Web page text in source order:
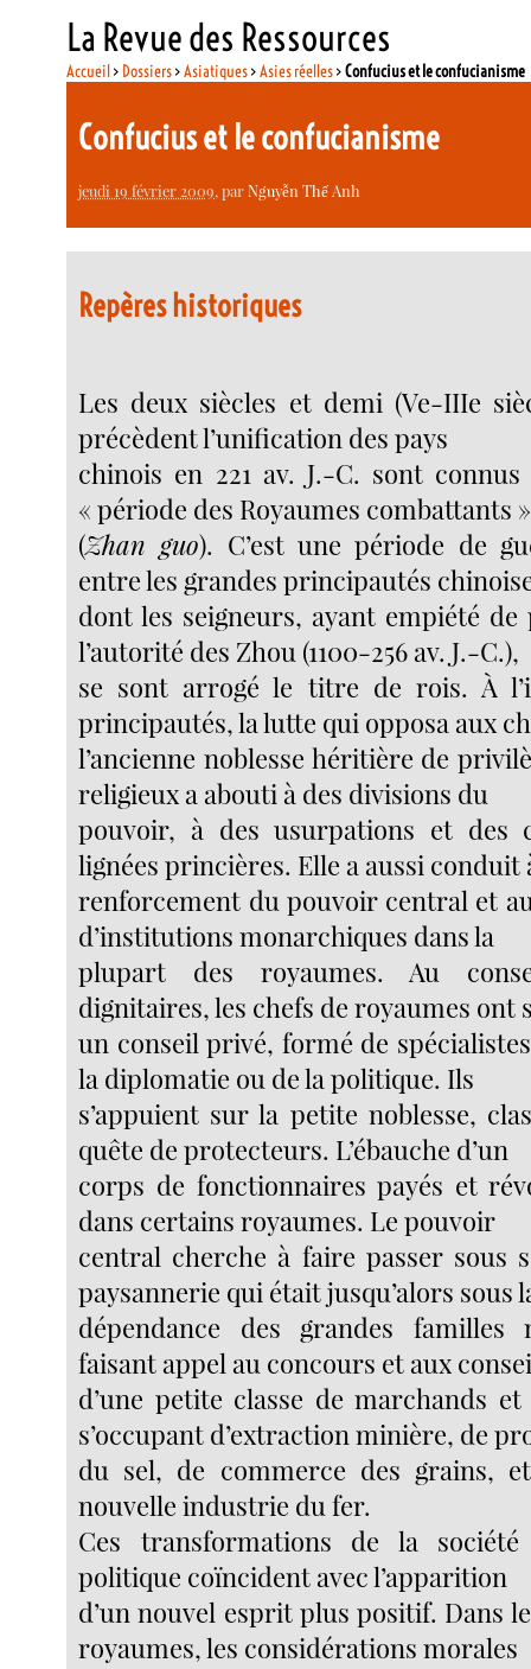
La Revue des Ressources
Accueil> Dossiers>Asiatiques>Asies réelles>Confucius et le confucianisme
Confucius et le confucianisme
jeudi 19 février 2009, parNguyễn Thế Anh
Repères historiques
Les deux siècles et demi (Ve-IIIe
précèdent l’unification des pays
chinois en 221 av. J.-C. sont
« période des Royaumes combattants »
(Zhan guo). C’est une période de
entre les grandes principautés
dont les seigneurs, ayant empiété
l’autorité des Zhou (1100-256 av. J.-C.),
se sont arrogé le titre de rois. À
principautés, la lutte qui opposa aux
l’ancienne noblesse héritière de
religieux a abouti à des divisions du
pouvoir, à des usurpations et des
lignées princières. Elle a aussi conduit
renforcement du pouvoir central et
d’institutions monarchiques dans la
plupart des royaumes. Au
dignitaires, les chefs de royaumes ont
un conseil privé, formé de
la diplomatie ou de la politique. Ils
s’appuient sur la petite noblesse,
quête de protecteurs. L’ébauche d’un
corps de fonctionnaires payés et
dans certains royaumes. Le pouvoir
central cherche à faire passer sous
paysannerie qui était jusqu’alors sous
dépendance des grandes
faisant appel au concours et aux
d’une petite classe de marchands et
s’occupant d’extraction minière, de
du sel, de commerce des grains,
nouvelle industrie du fer.
Ces transformations de la
politique coïncident avec l’apparition
d’un nouvel esprit plus positif. Dans
royaumes, les considérations morales